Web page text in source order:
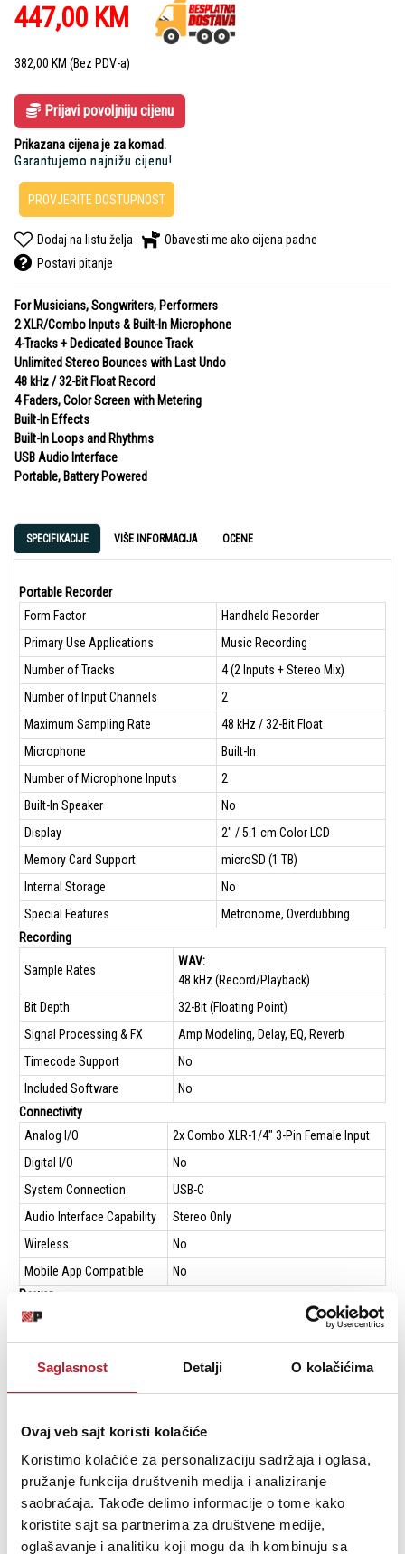
Saglasnost Detalji O kolačićima
Ovaj veb sajt koristi kolačiće
Koristimo kolačiće za personalizaciju sadržaja i oglasa,
pružanje funkcija društvenih medija i analiziranje
saobraćaja. Takođe delimo informacije o tome kako
koristite sajt sa partnerima za društvene medije,
oglašavanje i analitiku koji mogu da ih kombinuju sa
447,00 KM
382,00 KM (Bez PDV-a)
Prijavi povoljniju cijenu
Prikazana cijena je za komad.
Garantujemo najnižu cijenu!
PROVJERITE DOSTUPNOST
Dodaj na listu želja
Obavesti me ako cijena padne
Postavi pitanje
For Musicians, Songwriters, Performers
2 XLR/Combo Inputs & Built-In Microphone
4-Tracks + Dedicated Bounce Track
Unlimited Stereo Bounces with Last Undo
48 kHz / 32-Bit Float Record
4 Faders, Color Screen with Metering
Built-In Effects
Built-In Loops and Rhythms
USB Audio Interface
Portable, Battery Powered
SPECIFIKACIJE VIŠE INFORMACIJA OCENE
Portable Recorder
Form Factor
Handheld Recorder
Primary Use Applications
Music Recording
Number of Tracks
4 (2 Inputs + Stereo Mix)
Number of Input Channels
2
Maximum Sampling Rate
48 kHz / 32-Bit Float
Microphone
Built-In
Number of Microphone Inputs
2
Built-In Speaker
No
Display
2" / 5.1 cm Color LCD
Memory Card Support
microSD (1 TB)
Internal Storage
No
Special Features
Metronome, Overdubbing
Recording
Sample Rates
WAV:
48 kHz (Record/Playback)
Bit Depth
32-Bit (Floating Point)
Signal Processing & FX
Amp Modeling, Delay, EQ, Reverb
Timecode Support
No
Included Software
No
Connectivity
Analog I/O
2x Combo XLR-1/4" 3-Pin Female Input
Digital I/O
No
System Connection
USB-C
Audio Interface Capability
Stereo Only
Wireless
No
Mobile App Compatible
No
Power
Power Options
Battery, USB Bus Power
Battery Type
4x AA
AC/DC Power Adapter
VDC Not Included
Physical
Package Weight
Box Dimensions (LxWxH)
8.8 x 5.8 x 1.7"